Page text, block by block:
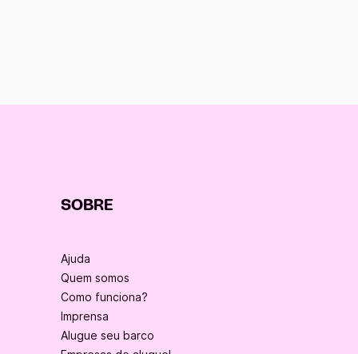
SOBRE
Ajuda
Quem somos
Como funciona?
Imprensa
Alugue seu barco